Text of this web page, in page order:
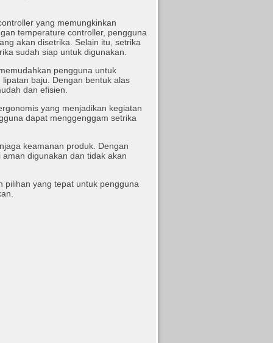
yang memungkinkan
temperature controller, pengguna
akan disetrika. Selain itu, setrika
sudah siap untuk digunakan.
pengguna untuk
baju. Dengan bentuk alas
dan efisien.
yang menjadikan kegiatan
dapat menggenggam setrika
keamanan produk. Dengan
digunakan dan tidak akan
pilihan yang tepat untuk pengguna